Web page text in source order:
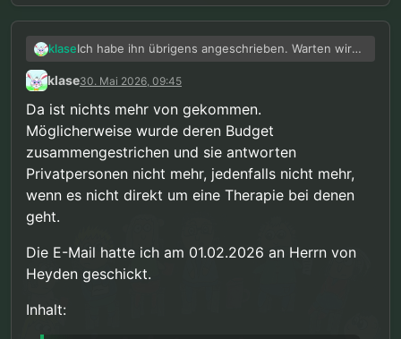
klaseIch habe ihn übrigens angeschrieben. Warten wir
also mal ab, ob und wie KTW antwortet.
klase30. Mai 2026, 09:45
Da ist nichts mehr von gekommen.
Möglicherweise wurde deren Budget
zusammengestrichen und sie antworten
Privatpersonen nicht mehr, jedenfalls nicht mehr,
wenn es nicht direkt um eine Therapie bei denen
geht.
Die E-Mail hatte ich am 01.02.2026 an Herrn von
Heyden geschickt.
Inhalt: